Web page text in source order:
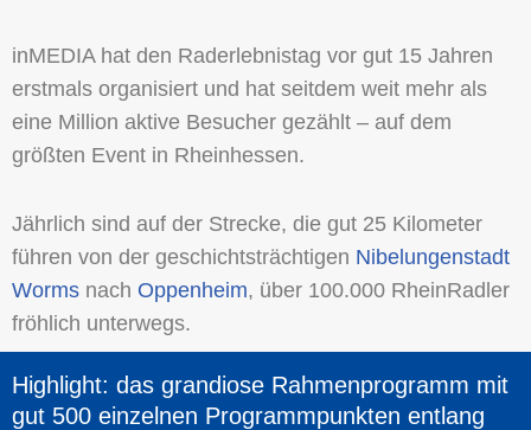
inMEDIA hat den Raderlebnistag vor gut 15 Jahren
erstmals organisiert und hat seitdem weit mehr als
eine Million aktive Besucher gezählt – auf dem
größten Event in Rheinhessen.
Jährlich sind auf der Strecke, die gut 25 Kilometer
führen von der geschichtsträchtigen Nibelungenstadt
Worms nach Oppenheim, über 100.000 RheinRadler
fröhlich unterwegs.
Highlight: das grandiose Rahmenprogramm mit
gut 500 einzelnen Programmpunkten entlang